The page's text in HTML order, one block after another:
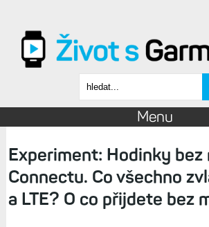
Vyhledávání
Menu
Experiment: Hodinky bez
Connectu. Co všechno
a LTE? O co přijdete bez